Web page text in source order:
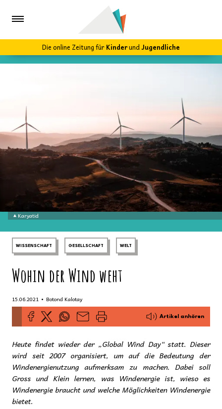
Die online Zeitung fürKinderundJugendliche
Karyatid
WISSENSCHAFT GESELLSCHAFT WELT
Wohin der Wind weht
15.06.2021 • Botond Kalotay
Artikel anhören
Heute findet wieder der „Global Wind Day“ statt. Dieser
wird seit 2007 organisiert, um auf die Bedeutung der
Windenergienutzung aufmerksam zu machen. Dabei soll
Gross und Klein lernen, was Windenergie ist, wieso es
Windenergie braucht und welche Möglichkeiten Windenergie
bietet.